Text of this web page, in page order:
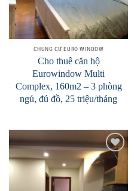
CHUNG CƯ EURO WINDOW
Cho thuê căn hộ
Eurowindow Multi
Complex, 160m2 – 3 phòng
ngủ, đủ đồ, 25 triệu/tháng
Add to